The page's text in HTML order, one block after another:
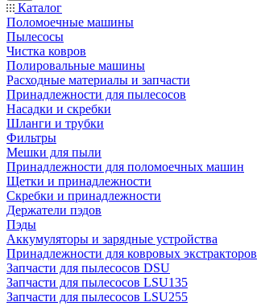
Каталог
Поломоечные машины
Пылесосы
Чистка ковров
Полировальные машины
Расходные материалы и запчасти
Принадлежности для пылесосов
Насадки и скребки
Шланги и трубки
Фильтры
Мешки для пыли
Принадлежности для поломоечных машин
Щетки и принадлежности
Скребки и принадлежности
Держатели пэдов
Пэды
Аккумуляторы и зарядные устройства
Принадлежности для ковровых экстракторов
Запчасти для пылесосов DSU
Запчасти для пылесосов LSU135
Запчасти для пылесосов LSU255